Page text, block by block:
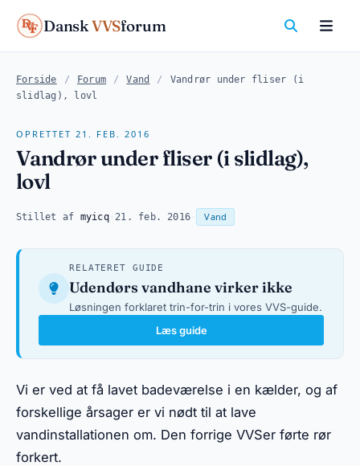
DanskVVSforum
Forside / Forum / Vand /
Vandrør under fliser (i
slidlag), lovl
OPRETTET 21. FEB. 2016
Vandrør under fliser (i slidlag),
lovl
Stillet af myicq· 21. feb. 2016 Vand
RELATERET GUIDE
Udendørs vandhane virker ikke
Løsningen forklaret trin-for-trin i vores VVS-guide.
Læs guide
Vi er ved at få lavet badeværelse i en kælder, og af
forskellige årsager er vi nødt til at lave
vandinstallationen om. Den forrige VVSer førte rør
forkert.